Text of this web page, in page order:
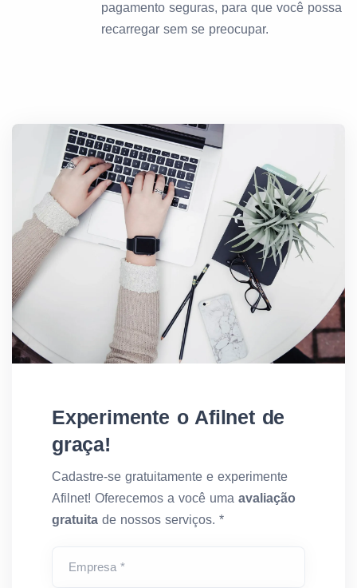
pagamento seguras, para que você possa
recarregar sem se preocupar.
Experimente o Afilnet de
graça!
Cadastre-se gratuitamente e experimente
Afilnet! Oferecemos a você uma avaliação
gratuita de nossos serviços. *
Empresa *